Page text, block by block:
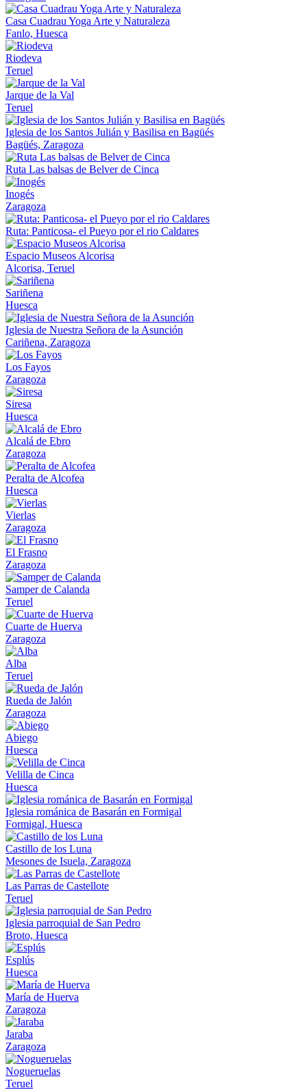
Casa Cuadrau Yoga Arte y Naturaleza
Fanlo, Huesca
Riodeva
Teruel
Jarque de la Val
Teruel
Iglesia de los Santos Julián y Basilisa en Bagüés
Bagüés, Zaragoza
Ruta Las balsas de Belver de Cinca
Inogés
Zaragoza
Ruta: Panticosa- el Pueyo por el rio Caldares
Espacio Museos Alcorisa
Alcorisa, Teruel
Sariñena
Huesca
Iglesia de Nuestra Señora de la Asunción
Cariñena, Zaragoza
Los Fayos
Zaragoza
Siresa
Huesca
Alcalá de Ebro
Zaragoza
Peralta de Alcofea
Huesca
Vierlas
Zaragoza
El Frasno
Zaragoza
Samper de Calanda
Teruel
Cuarte de Huerva
Zaragoza
Alba
Teruel
Rueda de Jalón
Zaragoza
Abiego
Huesca
Velilla de Cinca
Huesca
Iglesia románica de Basarán en Formigal
Formigal, Huesca
Castillo de los Luna
Mesones de Isuela, Zaragoza
Las Parras de Castellote
Teruel
Iglesia parroquial de San Pedro
Broto, Huesca
Esplús
Huesca
María de Huerva
Zaragoza
Jaraba
Zaragoza
Nogueruelas
Teruel